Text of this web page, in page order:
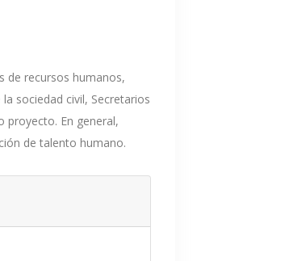
de recursos humanos,
sociedad civil, Secretarios
proyecto. En general,
de talento humano.